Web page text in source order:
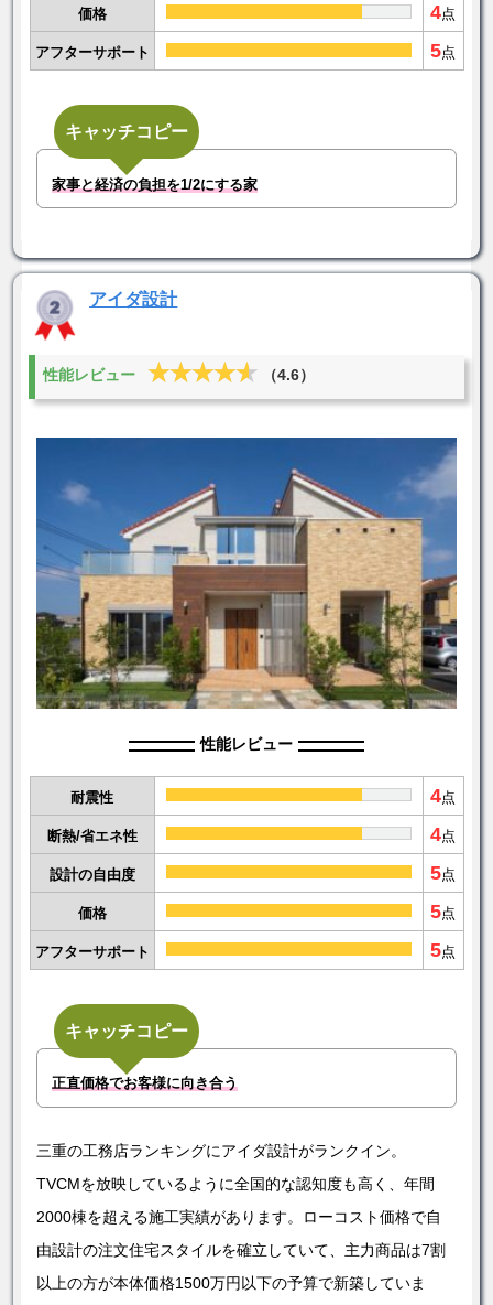
価格 4点
アフターサポート 5点
キャッチコピー
家事と経済の負担を1/2にする家
アイダ設計
性能レビュー ★★★★★
★★★★★ （4.6）
性能レビュー
耐震性 4点
断熱/省エネ性 4点
設計の自由度 5点
価格 5点
アフターサポート 5点
キャッチコピー
正直価格でお客様に向き合う
三重の工務店ランキングにアイダ設計がランクイン。
TVCMを放映しているように全国的な認知度も高く、年間
2000棟を超える施工実績があります。ローコスト価格で自
由設計の注文住宅スタイルを確立していて、主力商品は7割
以上の方が本体価格1500万円以下の予算で新築していま